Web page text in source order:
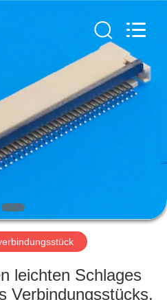
leichten Schlages
Verbindungsstücks,